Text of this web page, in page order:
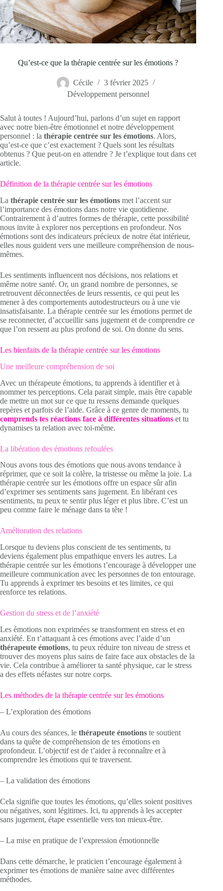
Qu’est-ce que la thérapie centrée sur les émotions ?
Cécile
3 février 2025
Développement personnel
Salut à toutes ! Aujourd’hui, parlons d’un sujet en rapport
avec notre bien-être émotionnel et notre développement
personnel : la thérapie centrée sur les émotions. Alors,
qu’est-ce que c’est exactement ? Quels sont les résultats
obtenus ? Que peut-on en attendre ? Je t’explique tout dans cet
article.
Définition de la thérapie centrée sur les émotions
La thérapie centrée sur les émotions met l’accent sur
l’importance des émotions dans notre vie quotidienne.
Contrairement à d’autres formes de thérapie, cette possibilité
nous invite à explorer nos perceptions en profondeur. Nos
émotions sont des indicateurs précieux de notre état intérieur,
elles nous guident vers une meilleure compréhension de nous-
mêmes.
Les sentiments influencent nos décisions, nos relations et
même notre santé. Or, un grand nombre de personnes, se
retrouvent déconnectées de leurs ressentis, ce qui peut les
mener à des comportements autodestructeurs ou à une vie
insatisfaisante. La thérapie centrée sur les émotions permet de
se reconnecter, d’accueillir sans jugement et de comprendre ce
que l’on ressent au plus profond de soi. On donne du sens.
Les bienfaits de la thérapie centrée sur les émotions
Une meilleure compréhension de soi
Avec un thérapeute émotions, tu apprends à identifier et à
nommer tes perceptions. Cela parait simple, mais être capable
de mettre un mot sur ce que tu ressens demande quelques
repères et parfois de l’aide. Grâce à ce genre de moments, tu
comprends tes réactions face à différentes situations et tu
dynamises ta relation avec toi-même.
La libération des émotions refoulées
Nous avons tous des émotions que nous avons tendance à
réprimer, que ce soit la colère, la tristesse ou même la joie. La
thérapie centrée sur les émotions offre un espace sûr afin
d’exprimer ses sentiments sans jugement. En libérant ces
sentiments, tu peux te sentir plus léger et plus libre. C’est un
peu comme faire le ménage dans ta tête !
Amélioration des relations
Lorsque tu deviens plus conscient de tes sentiments, tu
deviens également plus empathique envers les autres. La
thérapie centrée sur les émotions t’encourage à développer une
meilleure communication avec les personnes de ton entourage.
Tu apprends à exprimer tes besoins et tes limites, ce qui
renforce tes relations.
Gestion du stress et de l’anxiété
Les émotions non exprimées se transforment en stress et en
anxiété. En t’attaquant à ces émotions avec l’aide d’un
thérapeute émotions, tu peux réduire ton niveau de stress et
trouver des moyens plus sains de faire face aux obstacles de la
vie. Cela contribue à améliorer ta santé physique, car le stress
a des effets néfastes sur notre corps.
Les méthodes de la thérapie centrée sur les émotions
– L’exploration des émotions
Au cours des séances, le thérapeute émotions te soutient
dans ta quête de compréhension de tes émotions en
profondeur. L’objectif est de t’aider à reconnaître et à
comprendre les émotions qui te traversent.
– La validation des émotions
Cela signifie que toutes les émotions, qu’elles soient positives
ou négatives, sont légitimes. Ici, tu apprends à les accepter
sans jugement, étape essentielle vers ton mieux-être.
– La mise en pratique de l’expression émotionnelle
Dans cette démarche, le praticien t’encourage également à
exprimer tes émotions de manière saine avec différentes
méthodes.